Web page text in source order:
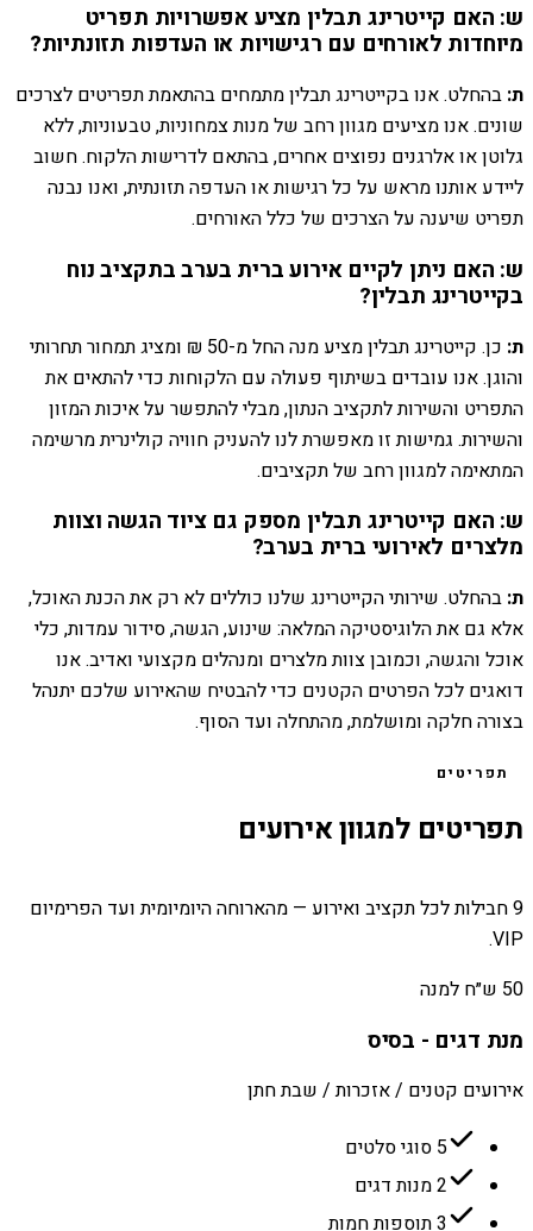
ש: האם קייטרינג תבלין מציע אפשרויות תפריט
מיוחדות לאורחים עם רגישויות או העדפות תזונתיות?
ת: בהחלט. אנו בקייטרינג תבלין מתמחים בהתאמת תפריטים לצרכים
שונים. אנו מציעים מגוון רחב של מנות צמחוניות, טבעוניות, ללא
גלוטן או אלרגנים נפוצים אחרים, בהתאם לדרישות הלקוח. חשוב
ליידע אותנו מראש על כל רגישות או העדפה תזונתית, ואנו נבנה
תפריט שיענה על הצרכים של כלל האורחים.
ש: האם ניתן לקיים אירוע ברית בערב בתקציב נוח
בקייטרינג תבלין?
ת:
כן. קייטרינג תבלין מציע מנה החל מ-50 ₪ ומציג תמחור תחרותי
והוגן. אנו עובדים בשיתוף פעולה עם הלקוחות כדי להתאים את
התפריט והשירות לתקציב הנתון, מבלי להתפשר על איכות המזון
והשירות. גמישות זו מאפשרת לנו להעניק חוויה קולינרית מרשימה
המתאימה למגוון רחב של תקציבים.
ש: האם קייטרינג תבלין מספק גם ציוד הגשה וצוות
מלצרים לאירועי ברית בערב?
ת: בהחלט. שירותי הקייטרינג שלנו כוללים לא רק את הכנת האוכל,
אלא גם את הלוגיסטיקה המלאה: שינוע, הגשה, סידור עמדות, כלי
אוכל והגשה, וכמובן צוות מלצרים ומנהלים מקצועי ואדיב. אנו
דואגים לכל הפרטים הקטנים כדי להבטיח שהאירוע שלכם יתנהל
בצורה חלקה ומושלמת, מהתחלה ועד הסוף.
תפריטים
תפריטים למגוון אירועים
9 חבילות לכל תקציב ואירוע — מהארוחה היומיומית ועד הפרימיום
VIP.
50 ש״ח למנה
מנת דגים - בסיס
אירועים קטנים / אזכרות / שבת חתן
5 סוגי סלטים
2 מנות דגים
3 תוספות חמות